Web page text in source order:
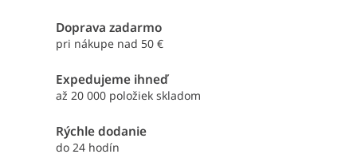
Doprava zadarmo
pri nákupe nad 50 €
Expedujeme ihneď
až 20 000 položiek skladom
Rýchle dodanie
do 24 hodín